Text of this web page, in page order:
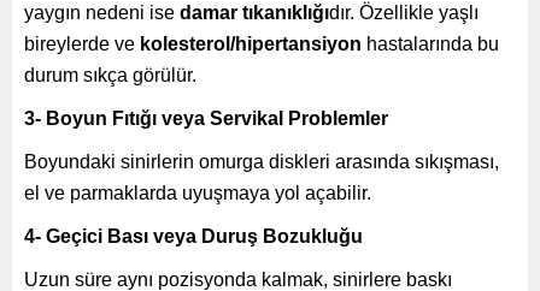
yaygın nedeni ise damar tıkanıklığıdır. Özellikle yaşlı
bireylerde ve kolesterol/hipertansiyon hastalarında bu
durum sıkça görülür.
3- Boyun Fıtığı veya Servikal Problemler
Boyundaki sinirlerin omurga diskleri arasında sıkışması,
el ve parmaklarda uyuşmaya yol açabilir.
4- Geçici Bası veya Duruş Bozukluğu
Uzun süre aynı pozisyonda kalmak, sinirlere baskı